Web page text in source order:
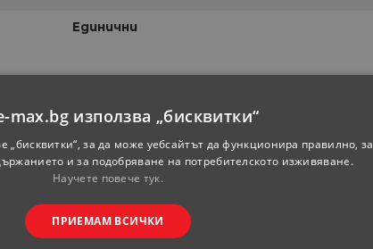
Единични
max.bg използва „бисквитки“
„бисквитки“, за да може уебсайтът да функционира правилно, за
и за подобряване на потребителското изживяване.
Научете повече тук.
ПРИЕМАМ ВСИЧКИ